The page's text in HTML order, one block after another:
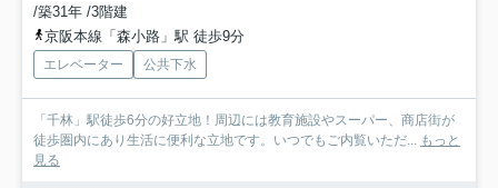
/築31年 /3階建
京阪本線「森小路」駅 徒歩9分
エレベーター 公共下水
「千林」駅徒歩6分の好立地！周辺には教育施設やスーパー、商店街が
徒歩圏内にあり生活に便利な立地です。いつでもご内覧いただ... もっと
見る